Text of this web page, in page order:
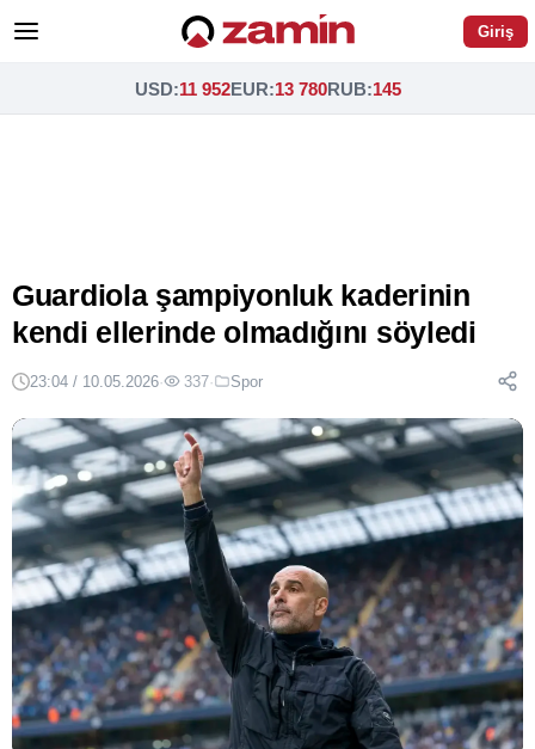
Giriş
USD:11 952EUR:13 780RUB:145
Guardiola şampiyonluk kaderinin
kendi ellerinde olmadığını söyledi
23:04 / 10.05.2026· 337· Spor